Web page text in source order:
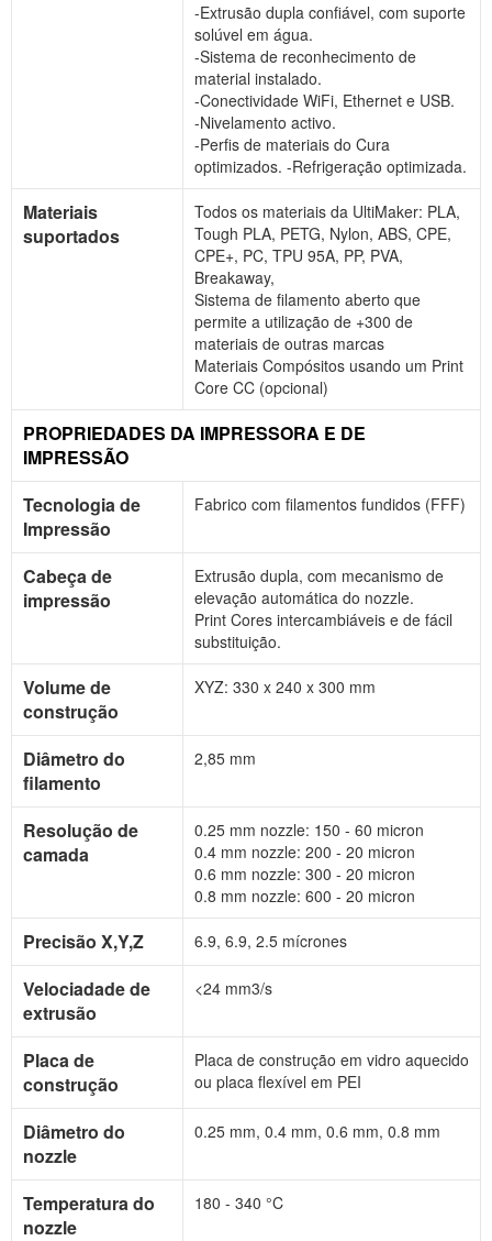
-Extrusão dupla confiável, com suporte
solúvel em água.
-Sistema de reconhecimento de
material instalado.
-Conectividade WiFi, Ethernet e USB.
-Nivelamento activo.
-Perfis de materiais do Cura
optimizados. -Refrigeração optimizada.
Materiais
suportados
Todos os materiais da UltiMaker: PLA,
Tough PLA, PETG, Nylon, ABS, CPE,
CPE+, PC, TPU 95A, PP, PVA,
Breakaway,
Sistema de filamento aberto que
permite a utilização de +300 de
materiais de outras marcas
Materiais Compósitos usando um Print
Core CC (opcional)
PROPRIEDADES DA IMPRESSORA E DE
IMPRESSÃO
Tecnologia de
Impressão
Fabrico com filamentos fundidos (FFF)
Cabeça de
impressão
Extrusão dupla, com mecanismo de
elevação automática do nozzle.
Print Cores intercambiáveis e de fácil
substituição.
Volume de
construção
XYZ: 330 x 240 x 300 mm
Diâmetro do
filamento
2,85 mm
Resolução de
camada
0.25 mm nozzle: 150 - 60 micron
0.4 mm nozzle: 200 - 20 micron
0.6 mm nozzle: 300 - 20 micron
0.8 mm nozzle: 600 - 20 micron
Precisão X,Y,Z 6.9, 6.9, 2.5 mícrones
Velociadade de
extrusão
<24 mm3/s
Placa de
construção
Placa de construção em vidro aquecido
ou placa flexível em PEI
Diâmetro do
nozzle
0.25 mm, 0.4 mm, 0.6 mm, 0.8 mm
Temperatura do
nozzle
180 - 340 °C